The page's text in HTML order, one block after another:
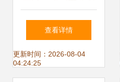
件费用明细与技术
服务全解析
查看详情
更新时间：2026-08-04
04:24:25